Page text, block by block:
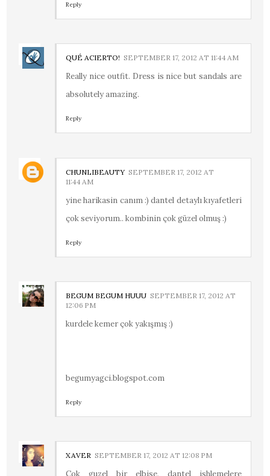
Reply
QUÉ ACIERTO! SEPTEMBER 17, 2012 AT 11:44 AM
Really nice outfit. Dress is nice but sandals are
absolutely amazing.
Reply
CHUNLIBEAUTY SEPTEMBER 17, 2012 AT
11:44 AM
yine harikasin canım :) dantel detaylı kıyafetleri
çok seviyorum.. kombinin çok güzel olmuş :)
Reply
BEGUM BEGUM HUUU SEPTEMBER 17, 2012 AT
12:06 PM
kurdele kemer çok yakışmış :)
begumyagci.blogspot.com
Reply
XAVER SEPTEMBER 17, 2012 AT 12:08 PM
Cok guzel bir elbise, dantel ishlemelere